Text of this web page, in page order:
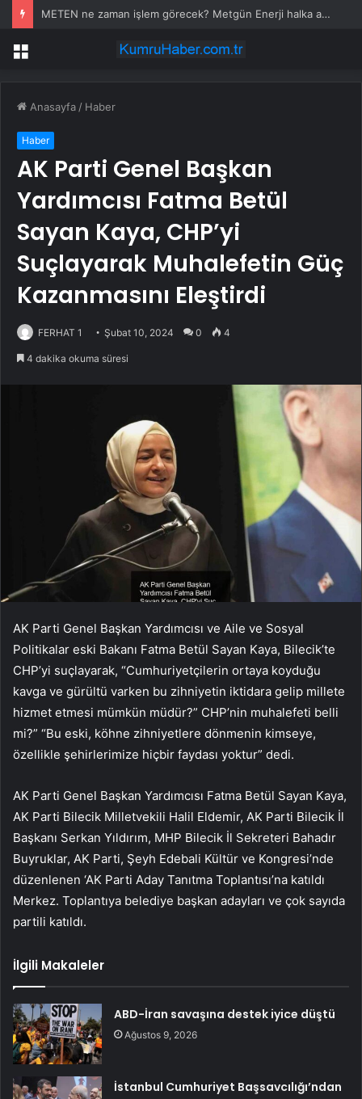
METEN ne zaman işlem görecek? Metgün Enerji halka arz kaç lot verdi?
Menü
Anasayfa / Haber
Haber
AK Parti Genel Başkan
Yardımcısı Fatma Betül
Sayan Kaya, CHP’yi
Suçlayarak Muhalefetin Güç
Kazanmasını Eleştirdi
FERHAT 1 Şubat 10, 2024 0 4
4 dakika okuma süresi
AK Parti Genel Başkan Yardımcısı ve Aile ve Sosyal
Politikalar eski Bakanı Fatma Betül Sayan Kaya, Bilecik’te
CHP’yi suçlayarak, “Cumhuriyetçilerin ortaya koyduğu
kavga ve gürültü varken bu zihniyetin iktidara gelip millete
hizmet etmesi mümkün müdür?” CHP’nin muhalefeti belli
mi?” “Bu eski, köhne zihniyetlere dönmenin kimseye,
özellikle şehirlerimize hiçbir faydası yoktur” dedi.
AK Parti Genel Başkan Yardımcısı Fatma Betül Sayan Kaya,
AK Parti Bilecik Milletvekili Halil Eldemir, AK Parti Bilecik İl
Başkanı Serkan Yıldırım, MHP Bilecik İl Sekreteri Bahadır
Buyruklar, AK Parti, Şeyh Edebali Kültür ve Kongresi’nde
düzenlenen ‘AK Parti Aday Tanıtma Toplantısı’na katıldı
Merkez. Toplantıya belediye başkan adayları ve çok sayıda
partili katıldı.
İlgili Makaleler
ABD-İran savaşına destek iyice düştü
Ağustos 9, 2026
İstanbul Cumhuriyet Başsavcılığı’ndan